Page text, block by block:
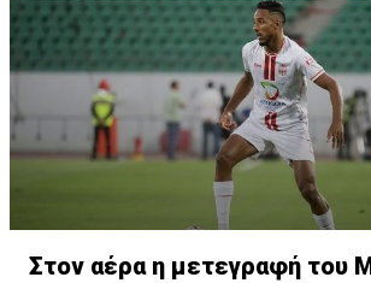
Στον αέρα η μετεγραφή του